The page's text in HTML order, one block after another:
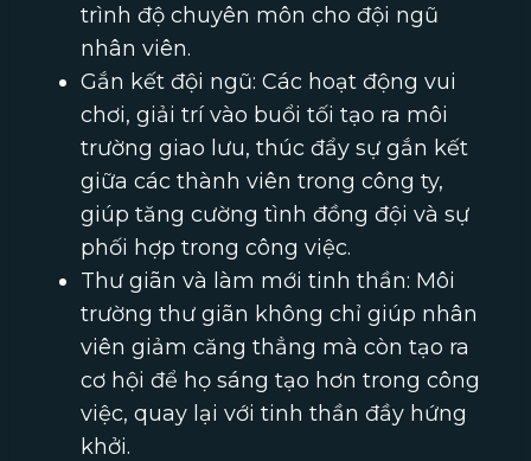
trình độ chuyên môn cho đội ngũ
nhân viên.
Gắn kết đội ngũ: Các hoạt động vui
chơi, giải trí vào buổi tối tạo ra môi
trường giao lưu, thúc đẩy sự gắn kết
giữa các thành viên trong công ty,
giúp tăng cường tình đồng đội và sự
phối hợp trong công việc.
Thư giãn và làm mới tinh thần: Môi
trường thư giãn không chỉ giúp nhân
viên giảm căng thẳng mà còn tạo ra
cơ hội để họ sáng tạo hơn trong công
việc, quay lại với tinh thần đầy hứng
khởi.